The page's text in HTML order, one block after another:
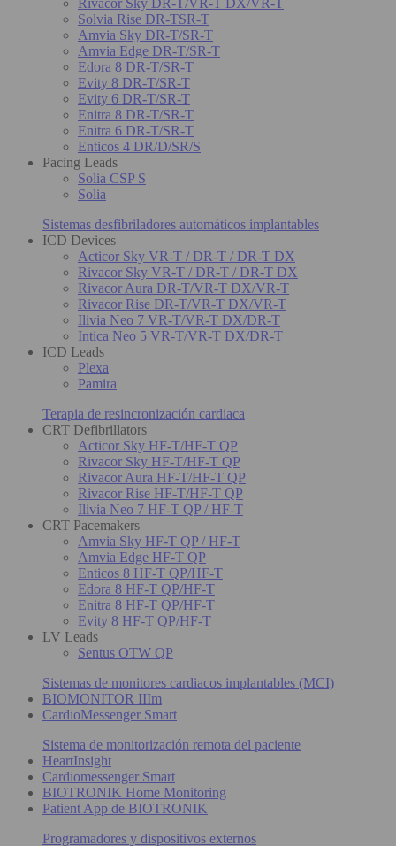
Solvia Rise DR-TSR-T
Amvia Sky DR-T/SR-T
Amvia Edge DR-T/SR-T
Edora 8 DR-T/SR-T
Evity 8 DR-T/SR-T
Evity 6 DR-T/SR-T
Enitra 8 DR-T/SR-T
Enitra 6 DR-T/SR-T
Enticos 4 DR/D/SR/S
Pacing Leads
Solia CSP S
Solia
Sistemas desfibriladores automáticos implantables
ICD Devices
Acticor Sky VR-T / DR-T / DR-T DX
Rivacor Sky VR-T / DR-T / DR-T DX
Rivacor Aura DR-T/VR-T DX/VR-T
Rivacor Rise DR-T/VR-T DX/VR-T
Ilivia Neo 7 VR-T/VR-T DX/DR-T
Intica Neo 5 VR-T/VR-T DX/DR-T
ICD Leads
Plexa
Pamira
Terapia de resincronización cardiaca
CRT Defibrillators
Acticor Sky HF-T/HF-T QP
Rivacor Sky HF-T/HF-T QP
Rivacor Aura HF-T/HF-T QP
Rivacor Rise HF-T/HF-T QP
Ilivia Neo 7 HF-T QP / HF-T
CRT Pacemakers
Amvia Sky HF-T QP / HF-T
Amvia Edge HF-T QP
Enticos 8 HF-T QP/HF-T
Edora 8 HF-T QP/HF-T
Enitra 8 HF-T QP/HF-T
Evity 8 HF-T QP/HF-T
LV Leads
Sentus OTW QP
Sistemas de monitores cardiacos implantables (MCI)
BIOMONITOR IIIm
CardioMessenger Smart
Sistema de monitorización remota del paciente
HeartInsight
Cardiomessenger Smart
BIOTRONIK Home Monitoring
Patient App de BIOTRONIK
Programadores y dispositivos externos